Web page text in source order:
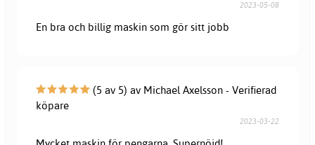
2023-05-08
En bra och billig maskin som gör sitt jobb
(5 av 5) av Michael Axelsson - Verifierad
köpare
2023-03-22